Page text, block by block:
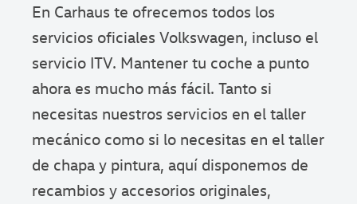
En Carhaus te ofrecemos todos los
servicios oficiales Volkswagen, incluso el
servicio ITV. Mantener tu coche a punto
ahora es mucho más fácil. Tanto si
necesitas nuestros servicios en el taller
mecánico como si lo necesitas en el taller
de chapa y pintura, aquí disponemos de
recambios y accesorios originales,